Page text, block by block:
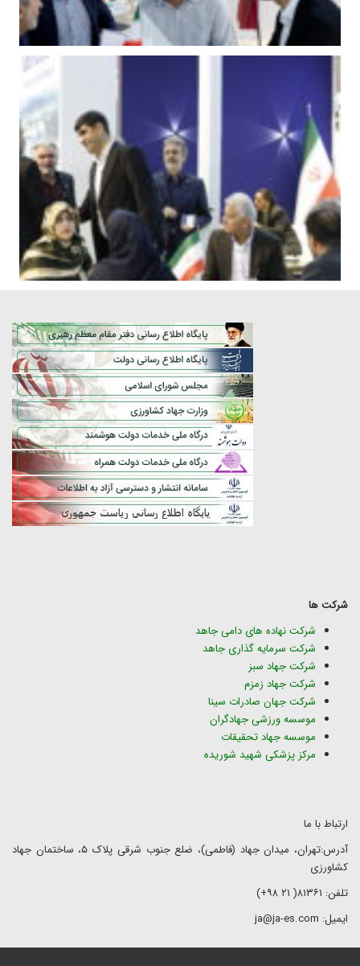
شرکت ها
شرکت نهاده های دامی جاهد
شرکت سرمایه گذاری جاهد
شرکت جهاد سبز
شرکت جهاد زمزم
شرکت جهان صادرات سینا
موسسه ورزشی جهادگران
موسسه جهاد تحقیقات
مرکز پزشکی شهید شوریده
ارتباط با ما
آدرس:تهران، میدان جهاد (فاطمی)، ضلع جنوب شرقی پلاک ۵، ساختمان جهاد
کشاورزی
تلفن: ۸۱۳۶۱( ۲۱ ۹۸+)
ایمیل: ja@ja-es.com